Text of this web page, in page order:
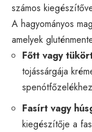
számos
A hagyományos
amelyek
Főtt vagy
tojássárgája
Fasírt vagy
kiegészítője a